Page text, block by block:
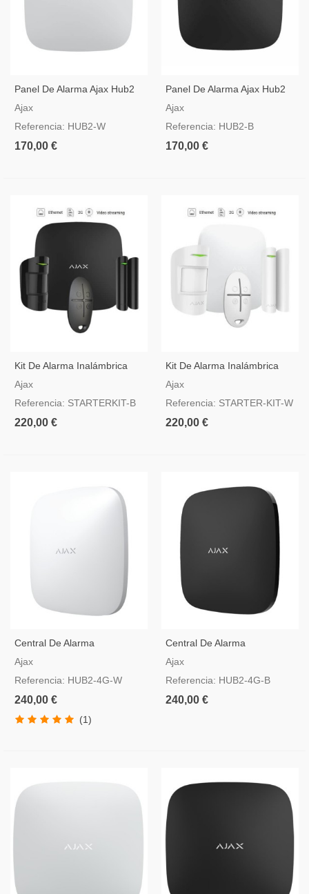
Panel De Alarma Ajax Hub2
Blanco Compatible Con
Ajax
Referencia: HUB2-W
170,00 €
Panel De Alarma Ajax Hub2
Negro Compatible Con Video
Ajax
Referencia: HUB2-B
170,00 €
Kit De Alarma Inalámbrica
Ajax StarterKit Negro
Ajax
Referencia: STARTERKIT-B
220,00 €
Kit De Alarma Inalámbrica
Ajax StarterKit Blanco
Ajax
Referencia: STARTER-KIT-W
220,00 €
Central De Alarma
Profesional Ajax Hub2 4G
Ajax
Referencia: HUB2-4G-W
240,00 €
(1)
Central De Alarma
Profesional Ajax Hub2-4G-B
Ajax
Referencia: HUB2-4G-B
240,00 €